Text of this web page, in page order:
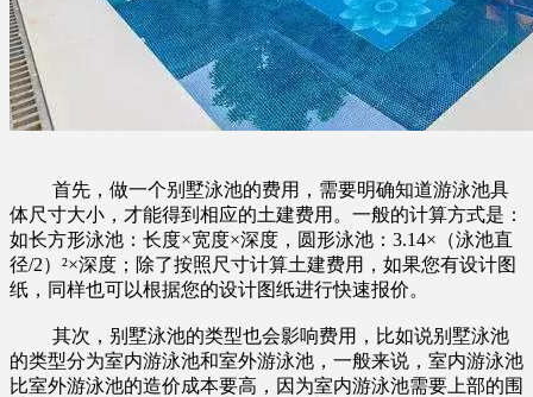
首先，做一个别墅泳池的费用，需要明确知道游泳池具
体尺寸大小，才能得到相应的土建费用。一般的计算方式是：
如长方形泳池：长度×宽度×深度，圆形泳池：3.14×（泳池直
径/2）²×深度；除了按照尺寸计算土建费用，如果您有设计图
纸，同样也可以根据您的设计图纸进行快速报价。
其次，别墅泳池的类型也会影响费用，比如说别墅泳池
的类型分为室内游泳池和室外游泳池，一般来说，室内游泳池
比室外游泳池的造价成本要高，因为室内游泳池需要上部的围